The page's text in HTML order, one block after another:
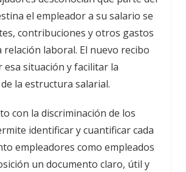
el empleador a su salario se
contribuciones y otros gastos
relación laboral. El nuevo recibo
esa situación y facilitar la
la estructura salarial.
con la discriminación de los
identificar y cuantificar cada
empleadores como empleados
un documento claro, útil y